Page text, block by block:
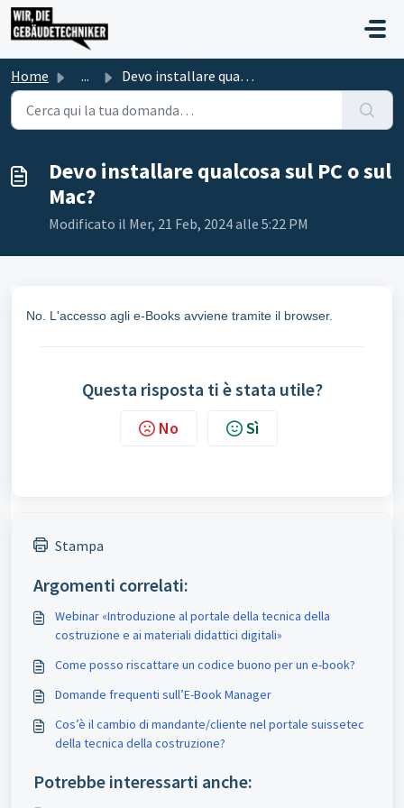
Salta al contenuto principale
Home ... Devo installare qualcosa sul PC o sul Mac?
Devo installare qualcosa sul PC o sul
Mac?
Modificato il Mer, 21 Feb, 2024 alle 5:22 PM
No. L'accesso agli e-Books avviene tramite il browser.
Questa risposta ti è stata utile?
No Sì
Stampa
Argomenti correlati:
Webinar «Introduzione al portale della tecnica della
costruzione e ai materiali didattici digitali»
Come posso riscattare un codice buono per un e-book?
Domande frequenti sull’E-Book Manager
Cos’è il cambio di mandante/cliente nel portale suissetec
della tecnica della costruzione?
Potrebbe interessarti anche: